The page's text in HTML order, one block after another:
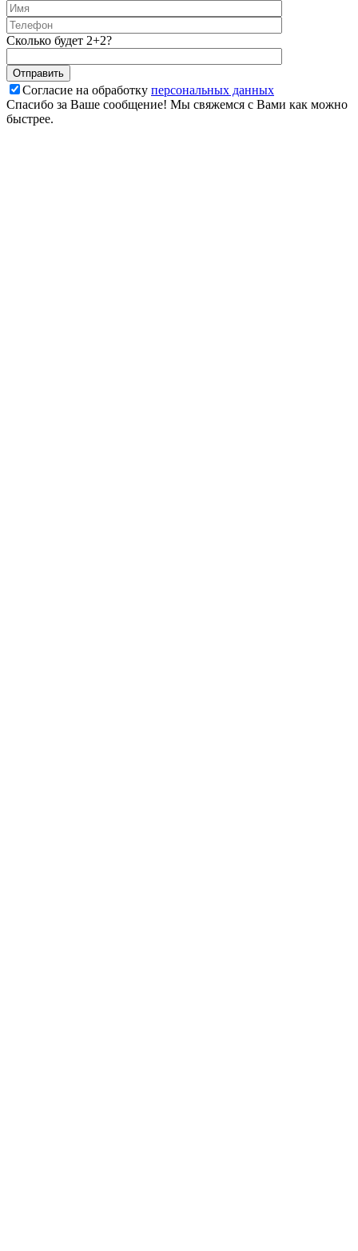
Сколько будет 2+2?
Согласие на обработку персональных данных
Спасибо за Ваше сообщение! Мы свяжемся с Вами как можно
быстрее.